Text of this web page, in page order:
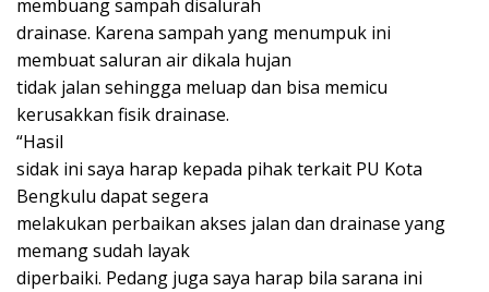
membuang sampah disalurah
drainase. Karena sampah yang menumpuk ini
membuat saluran air dikala hujan
tidak jalan sehingga meluap dan bisa memicu
kerusakkan fisik drainase.
“Hasil
sidak ini saya harap kepada pihak terkait PU Kota
Bengkulu dapat segera
melakukan perbaikan akses jalan dan drainase yang
memang sudah layak
diperbaiki. Pedang juga saya harap bila sarana ini